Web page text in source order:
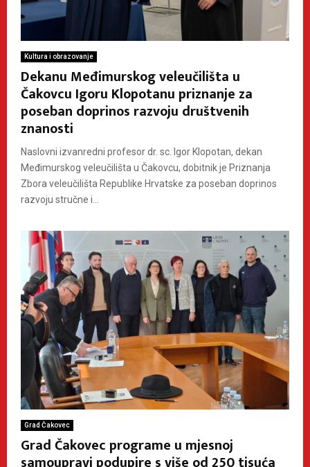
Kultura i obrazovanje
Dekanu Međimurskog veleučilišta u
Čakovcu Igoru Klopotanu priznanje za
poseban doprinos razvoju društvenih
znanosti
Naslovni izvanredni profesor dr. sc. Igor Klopotan, dekan
Međimurskog veleučilišta u Čakovcu, dobitnik je Priznanja
Zbora veleučilišta Republike Hrvatske za poseban doprinos
razvoju stručne i...
Grad Čakovec
Grad Čakovec programe u mjesnoj